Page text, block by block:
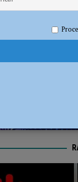
“Verificare subito la
Redazione MC